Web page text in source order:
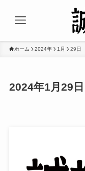
ホーム 2024年 1月 29日
2024年1月29日